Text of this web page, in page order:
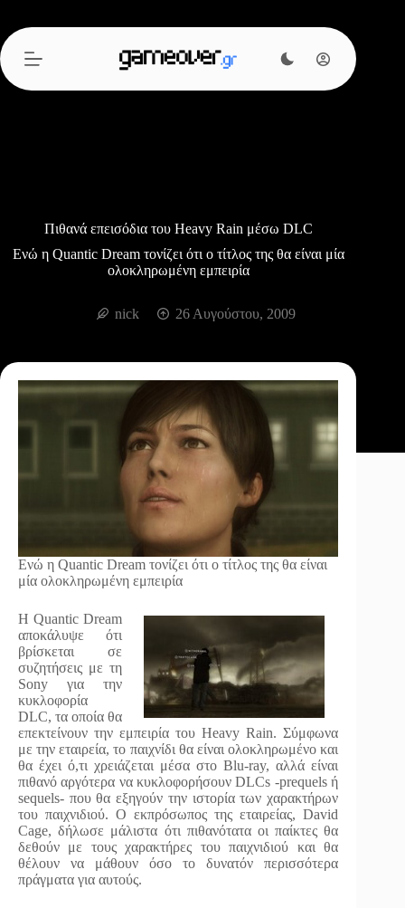
περιεχόμενο
Πιθανά επεισόδια του Heavy Rain μέσω DLC
Ενώ η Quantic Dream τονίζει ότι ο τίτλος της θα είναι μία
ολοκληρωμένη εμπειρία
nick 26 Αυγούστου, 2009
Ενώ η Quantic Dream τονίζει ότι ο τίτλος της θα είναι
μία ολοκληρωμένη εμπειρία
Η Quantic Dream
αποκάλυψε ότι
βρίσκεται σε
συζητήσεις με τη
Sony για την
κυκλοφορία
DLC, τα οποία θα
επεκτείνουν την εμπειρία του Heavy Rain. Σύμφωνα
με την εταιρεία, το παιχνίδι θα είναι ολοκληρωμένο και
θα έχει ό,τι χρειάζεται μέσα στο Blu-ray, αλλά είναι
πιθανό αργότερα να κυκλοφορήσουν DLCs -prequels ή
sequels- που θα εξηγούν την ιστορία των χαρακτήρων
του παιχνιδιού. Ο εκπρόσωπος της εταιρείας, David
Cage, δήλωσε μάλιστα ότι πιθανότατα οι παίκτες θα
δεθούν με τους χαρακτήρες του παιχνιδιού και θα
θέλουν να μάθουν όσο το δυνατόν περισσότερα
πράγματα για αυτούς.